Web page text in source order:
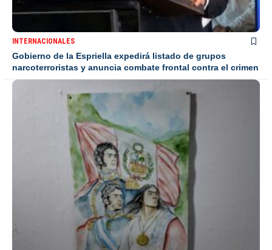
INTERNACIONALES
Gobierno de la Espriella expedirá listado de grupos
narcoterroristas y anuncia combate frontal contra el crimen